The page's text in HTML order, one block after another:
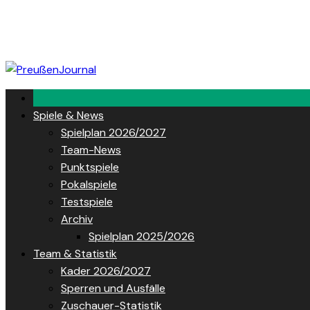
Spiele & News
Spielplan 2026/2027
Team-News
Punktspiele
Pokalspiele
Testspiele
Archiv
Spielplan 2025/2026
Team & Statistik
Kader 2026/2027
Sperren und Ausfälle
Zuschauer-Statistik